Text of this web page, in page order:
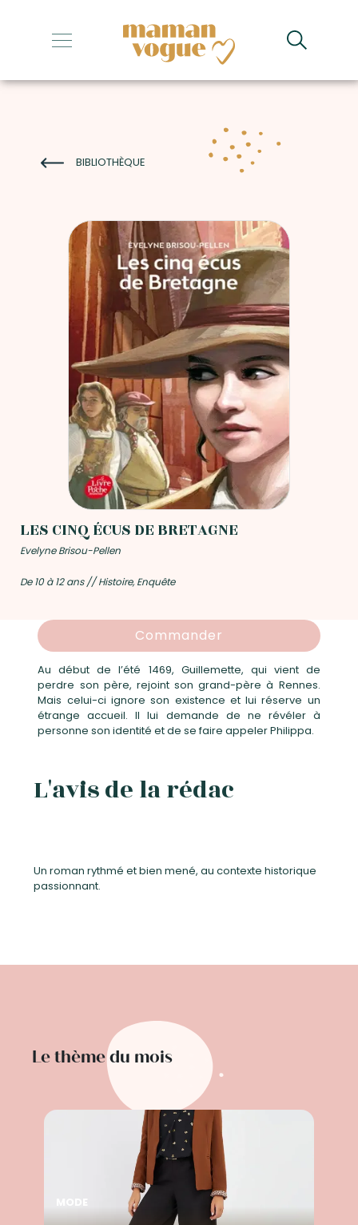
+
+
+
BIBLIOTHÈQUE
LES CINQ ÉCUS DE BRETAGNE
Evelyne Brisou-Pellen
De 10 à 12 ans // Histoire, Enquête
Commander
Au début de l’été 1469, Guillemette, qui vient de
perdre son père, rejoint son grand-père à Rennes.
Mais celui-ci ignore son existence et lui réserve un
étrange accueil. Il lui demande de ne révéler à
personne son identité et de se faire appeler Philippa.
L'avis de la rédac
Un roman rythmé et bien mené, au contexte historique
passionnant.
Le thème du mois